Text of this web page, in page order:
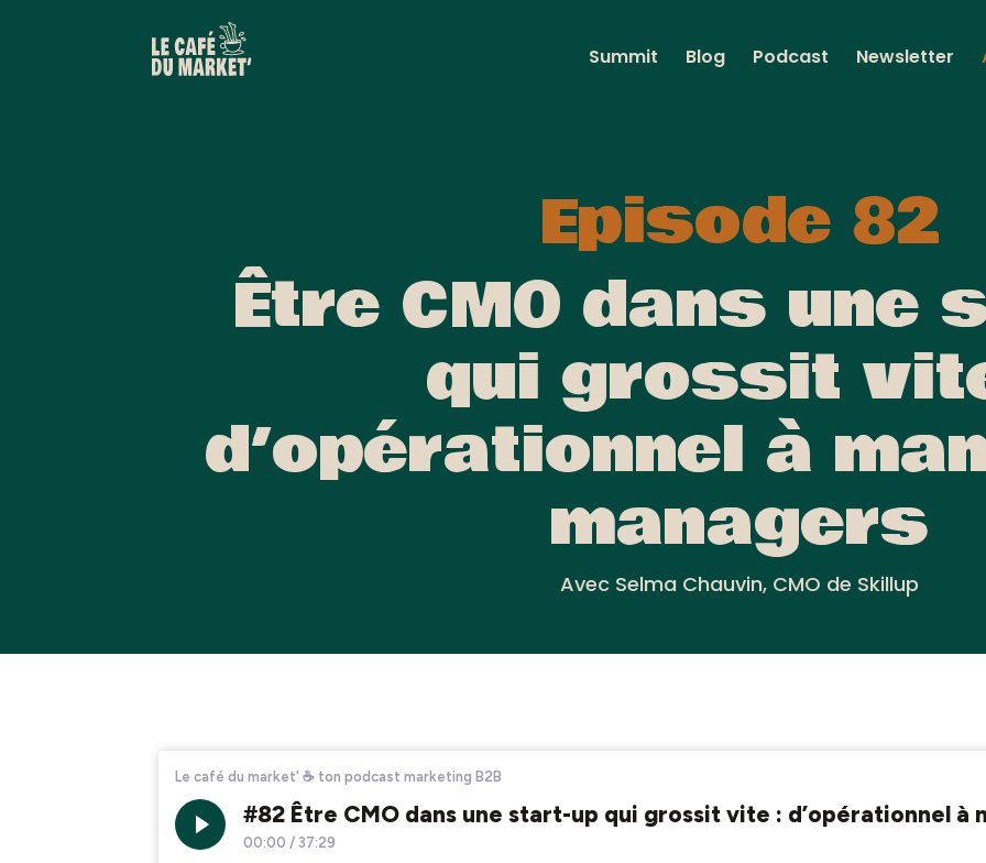
Summit Blog Podcast Newsletter
Episode 82
Être CMO dans une
qui grossit
d’opérationnel à
managers
Avec Selma Chauvin, CMO de Skillup